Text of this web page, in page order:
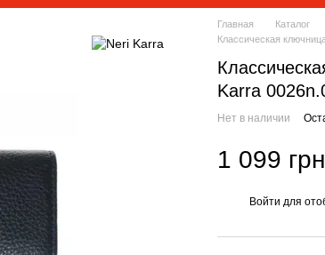
Главная Каталог
Классическая
Karra
Нет в наличии
1 099 грн
Войти для